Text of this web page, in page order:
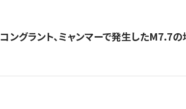
コングラント、ミャンマーで発生したM7.7